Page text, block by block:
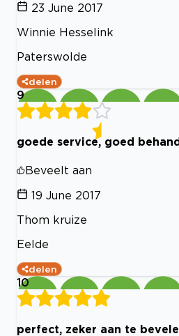
23 June 2017
Winnie Hesselink
Paterswolde
delen
9
goede service, goed
Beveelt aan
19 June 2017
Thom kruize
Eelde
delen
10
perfect, zeker aan te